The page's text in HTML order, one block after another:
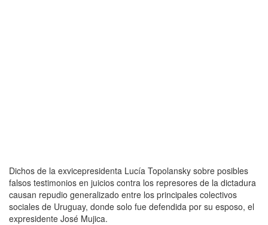
Dichos de la exvicepresidenta Lucía Topolansky sobre posibles
falsos testimonios en juicios contra los represores de la dictadura
causan repudio generalizado entre los principales colectivos
sociales de Uruguay, donde solo fue defendida por su esposo, el
expresidente José Mujica.